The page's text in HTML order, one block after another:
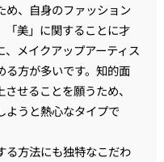
め、自身のファッション
「美」に関することに才
メイクアップアーティス
る方が多いです。知的面
せることを願うため、
ようと熱心なタイプで
る方法にも独特なこだわ